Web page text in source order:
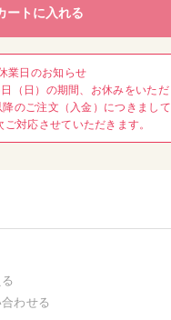
ートに入れる
業日のお知らせ
（日）の期間、お休みをいただ
降のご注文（入金）につきまして
対応させていただきます。
わせる